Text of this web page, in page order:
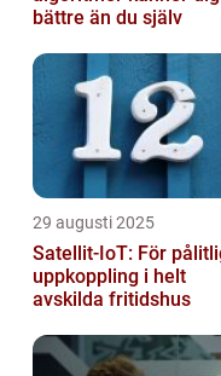
bättre än du själv
29 augusti 2025
Satellit‑IoT: För
uppkoppling i helt
avskilda fritidshus